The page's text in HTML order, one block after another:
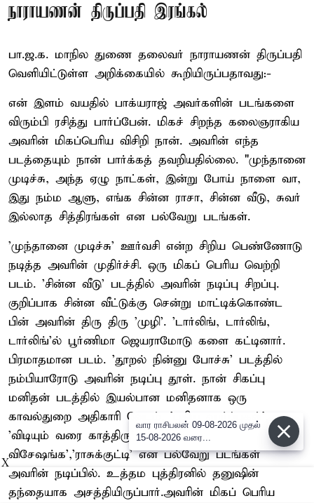
நாராயணன் திருப்பதி இரங்கல்
பா.ஜ.க. மாநில துணை தலைவர் நாராயணன் திருப்பதி
வெளியிட்டுள்ள அறிக்கையில் கூறியிருப்பதாவது:-
என் இளம் வயதில் பாக்யராஜ் அவர்களின் படங்களை
விரும்பி ரசித்து பார்ப்பேன். மிகச் சிறந்த கலைஞராகிய
அவரின் மிகப்பெரிய விசிறி நான். அவரின் எந்த
படத்தையும் நான் பார்க்கத் தவறியதில்லை. "முந்தானை
முடிச்சு, அந்த ஏழு நாட்கள், இன்று போய் நாளை வா,
இது நம்ம ஆளு, எங்க சின்ன ராசா, சின்ன வீடு, சுவர்
இல்லாத சித்திரங்கள் என பல்வேறு படங்கள்.
'முந்தானை முடிச்சு' ஊர்வசி என்ற சிறிய பெண்ணோடு
நடித்த அவரின் முதிர்ச்சி. ஒரு மிகப் பெரிய வெற்றி
படம். 'சின்ன வீடு' படத்தில் அவரின் நடிப்பு சிறப்பு.
குறிப்பாக சின்ன வீட்டுக்கு சென்று மாட்டிக்கொண்ட
பின் அவரின் திரு திரு 'முழி'. 'டார்லிங், டார்லிங்,
டார்லிங்'ல் பூர்ணிமா ஜெயராமோடு களை கட்டினார்.
பிரமாதமான படம். 'தூறல் நின்னு போச்சு' படத்தில்
நம்பியாரோடு அவரின் நடிப்பு தூள். நான் சிகப்பு
மனிதன் படத்தில் இயல்பான மனிதனாக ஒரு
காவல்துறை அதிகாரி வேடம். 'புதிய வார்ப்புகள்',
'விடியும் வரை காத்திரு' , 'வீட்ல
விசேஷங்க','ராசுக்குட்டி' என பல்வேறு படங்கள்
அவரின் நடிப்பில். உத்தம புத்திரனில் தனுஷின்
தந்தையாக அசத்தியிருப்பார்.அவரின் மிகப் பெரிய
X
வார ராசிபலன் 09-08-2026 முதல்
15-08-2026 வரை...